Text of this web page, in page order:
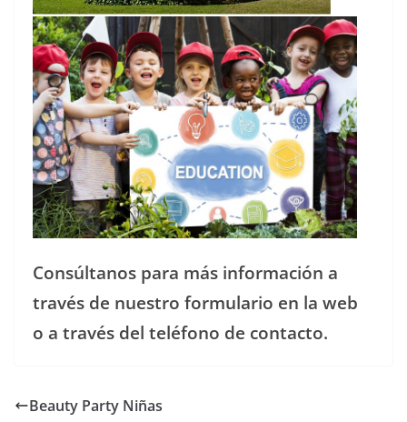
Consúltanos para más información a
través de nuestro formulario en la web
o a través del teléfono de contacto.
Beauty Party Niñas